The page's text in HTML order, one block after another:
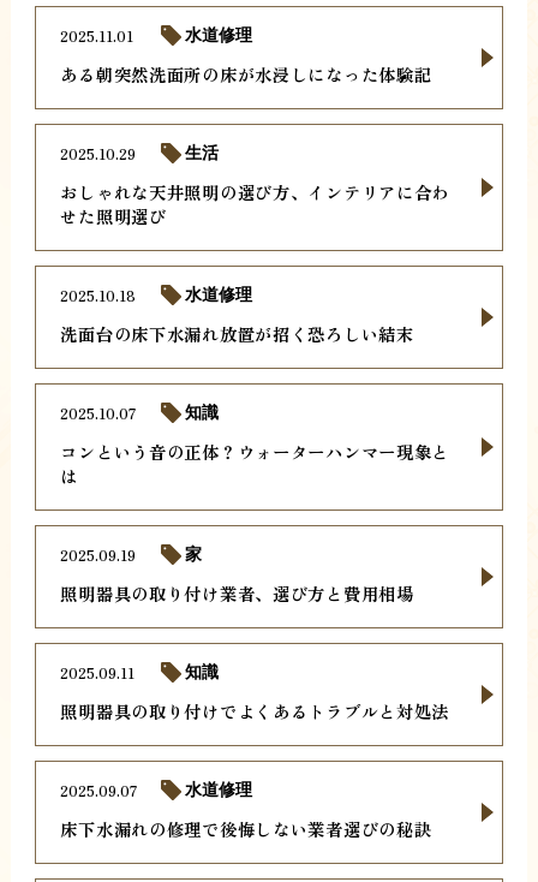
ある朝突然洗面所の床が水浸しになった体験記
2025.11.01 水道修理
おしゃれな天井照明の選び方、インテリアに合わ
せた照明選び
2025.10.29 生活
洗面台の床下水漏れ放置が招く恐ろしい結末
2025.10.18 水道修理
コンという音の正体？ウォーターハンマー現象と
は
2025.10.07 知識
照明器具の取り付け業者、選び方と費用相場
2025.09.19 家
照明器具の取り付けでよくあるトラブルと対処法
2025.09.11 知識
床下水漏れの修理で後悔しない業者選びの秘訣
2025.09.07 水道修理